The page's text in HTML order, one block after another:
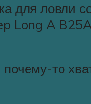
для ловли
Long A
то